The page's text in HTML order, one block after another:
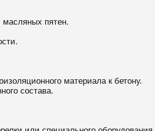
масляных пятен.
материала к бетону.
состава.